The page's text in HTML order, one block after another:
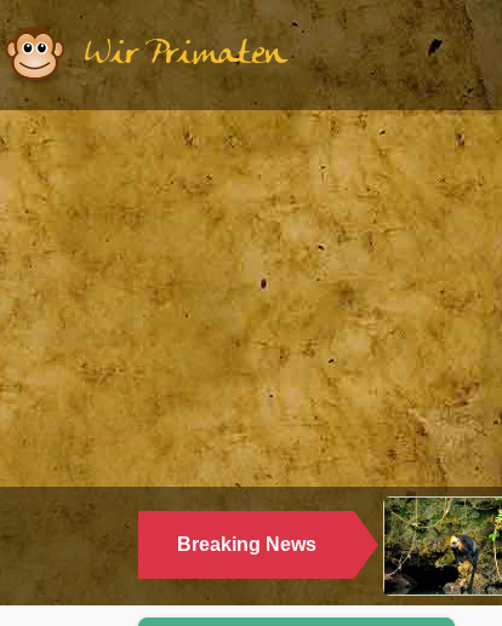
Wir Primaten
Breaking News